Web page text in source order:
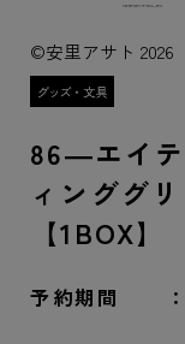
©安里アサト
86―エイ
ィンググ
【1BOX】
予約期間